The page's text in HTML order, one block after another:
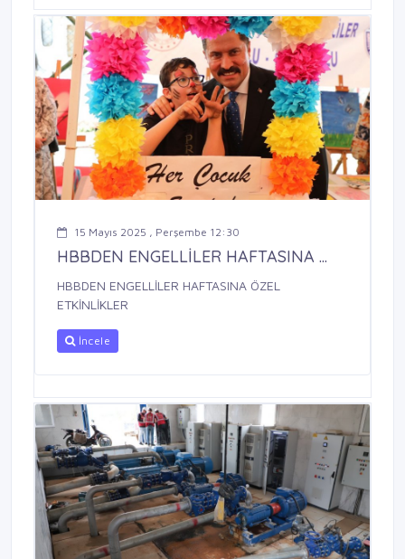
15 Mayıs 2025 , Perşembe 12:30
HBBDEN ENGELLİLER HAFTASINA ...
HBBDEN ENGELLİLER HAFTASINA ÖZEL
ETKİNLİKLER
İncele